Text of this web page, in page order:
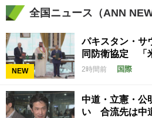
全国ニュース（ANN
NEW
パキスタン・サ
同防衛協定 「
2時間前 国際
中道・立憲・
い 合流先は中